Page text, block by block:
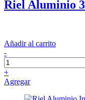
Riel Aluminio
Añadir al carrito
-
+
Agregar